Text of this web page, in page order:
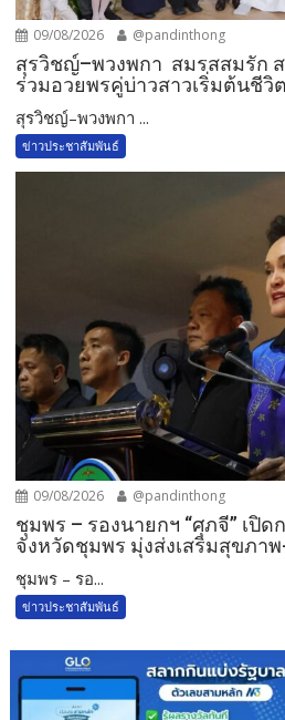
09/08/2026 @pandinthong
สุรวิชญ์–พวงพกา สมรสสมรัก
ร่วมอวยพรคู่บ่าวสาวเริ่มต้นชีวิ
สุรวิชญ์–พวงพกา ...
ข่าวประชาสัมพันธ์
09/08/2026 @pandinthong
ชุมพร – รองนายกฯ “ศุภจี” เปิ
จังหวัดชุมพร มุ่งส่งเสริมสุขภา
ชุมพร – รอ...
ข่าวประชาสัมพันธ์